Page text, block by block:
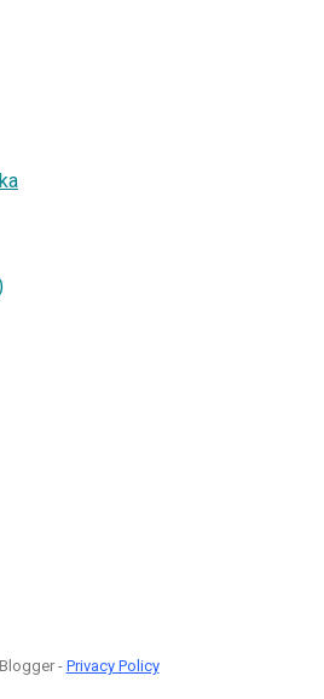
-Privacy Policy